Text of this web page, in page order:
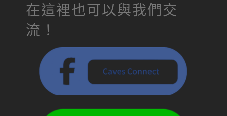
在這裡也可以與我們交
流！